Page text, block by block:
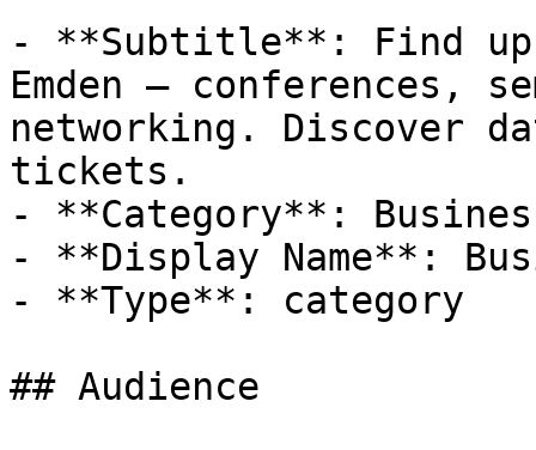
- **Subtitle**: Find
Emden — conferences,
networking. Discover
tickets.
- **Category**:
- **Display Name**:
- **Type**: category
## Audience